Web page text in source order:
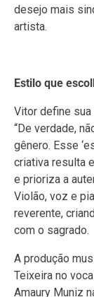
desejo mais
artista.
Estilo que
Vitor define sua
“De verdade,
gênero. Esse
criativa resulta
e prioriza a
Violão, voz e
reverente,
com o sagrado.
A produção
Teixeira no
Amaury Muniz